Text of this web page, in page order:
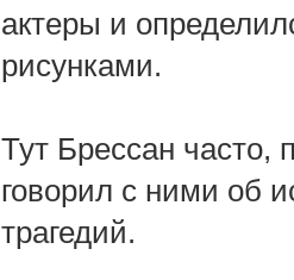
актеры и
рисунками.
Тут Брессан часто,
говорил с ними об
трагедий.